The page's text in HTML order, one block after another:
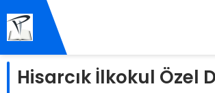
Hisarcık İlkokul Özel